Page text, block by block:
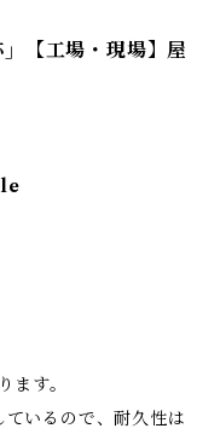
【工場・現場】屋
す。
いるので、耐久性は